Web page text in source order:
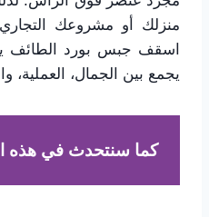
منزلك أو مشروعك
اسقف جبس بورد الطائف
يجمع بين الجمال، العملية،
كما سنتحدث في هذه